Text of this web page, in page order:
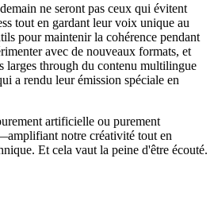
ne seront pas ceux qui évitent
tout en gardant leur voix unique au
pour maintenir la cohérence pendant
avec de nouveaux formats, et
larges through du contenu multilingue
a rendu leur émission spéciale en
artificielle ou purement
notre créativité tout en
Et cela vaut la peine d'être écouté.